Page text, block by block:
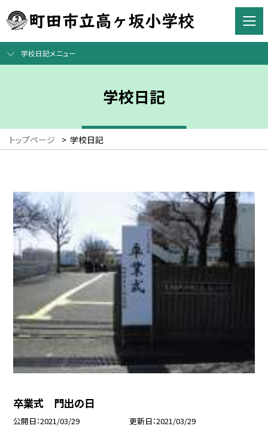
学校日記メニュー
学校日記
トップページ > 学校日記
卒業式 門出の日
公開日 2021/03/29 更新日 2021/03/29